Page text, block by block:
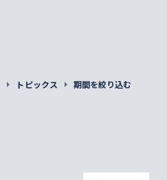
トピックス 期間を絞り込む